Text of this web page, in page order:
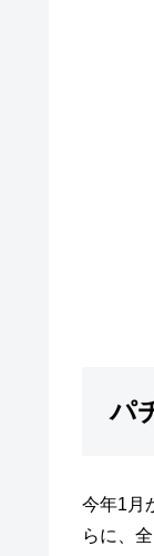
パ
今年1月
らに、